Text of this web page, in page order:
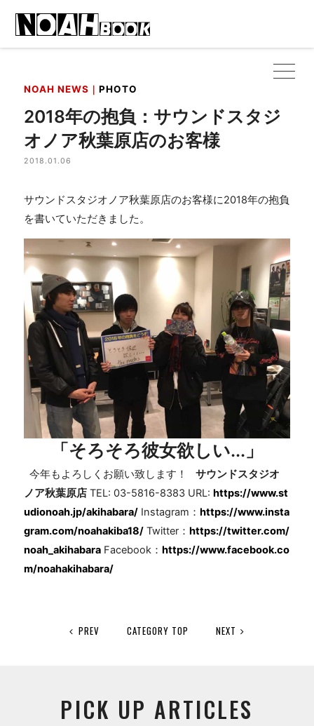
NOAH NEWS｜PHOTO
2018年の抱負：サウンドスタジ
オノア秋葉原店のお客様
2018.01.06
サウンドスタジオノア秋葉原店のお客様に2018年の抱負
を書いていただきました。
「そろそろ彼女欲しい...」
今年もよろしくお願い致します！サウンドスタジオ
ノア秋葉原店 TEL: 03-5816-8383 URL: https://www.st
udionoah.jp/akihabara/ Instagram： https://www.insta
gram.com/noahakiba18/ Twitter： https://twitter.com/
noah_akihabara Facebook： https://www.facebook.co
m/noahakihabara/
PREV CATEGORY TOP NEXT
PICK UP ARTICLES